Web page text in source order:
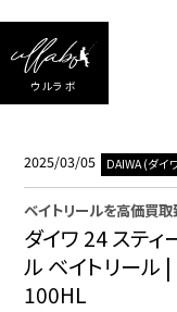
ウルラボ
2025/03/05 DAIWA (ダイ
ベイトリールを高価買取
ダイワ 24 スティ
ル ベイトリール
100HL